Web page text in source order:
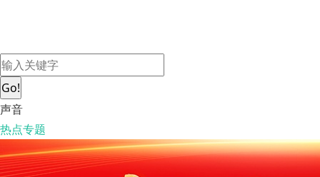
Go!
声音
热点专题